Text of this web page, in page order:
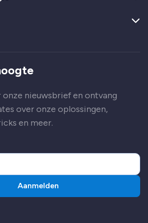
nieuwsbrief en ontvang
over onze oplossingen,
en meer.
Aanmelden